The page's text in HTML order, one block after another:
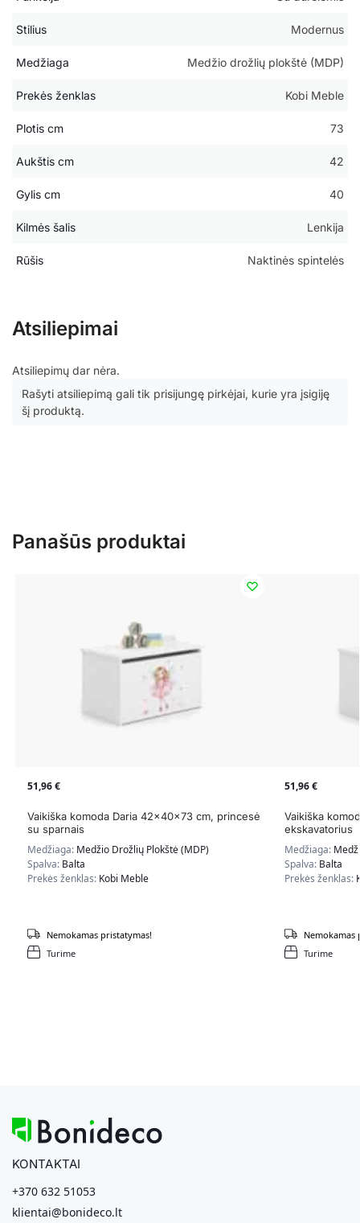
Stilius Modernus
Medžiaga Medžio drožlių plokštė (MDP)
Prekės ženklas Kobi Meble
Plotis cm 73
Aukštis cm 42
Gylis cm 40
Kilmės šalis Lenkija
Rūšis Naktinės spintelės
Atsiliepimai
Atsiliepimų dar nėra.
Rašyti atsiliepimą gali tik prisijungę pirkėjai, kurie yra įsigiję
šį produktą.
Panašūs produktai
51,96€
Vaikiška komoda Daria 42x40x73 cm, princesė
su sparnais
Medžiaga: Medžio Drožlių Plokštė (MDP)
Spalva: Balta
Prekės ženklas: Kobi Meble
Turime
Nemokamas pristatymas!
51,96€
Vaikiška
ekskavatorius
Medžiaga:
Spalva: Balta
Prekės ženklas:
Turime
Nemokamas
KONTAKTAI
+370 632 51053
klientai@bonideco.lt